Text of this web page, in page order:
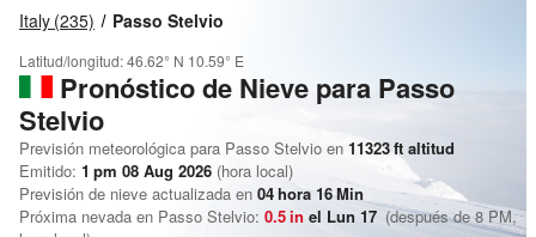
Italy (235) Passo Stelvio
Latitud/longitud:46.62° N 10.59° E
Pronóstico de Nieve para Passo
Stelvio
Previsión meteorológica para Passo Stelvio en 11323ft altitud
Emitido: 1 pm 08 Aug 2026 (hora local)
Previsión de nieve actualizada en 04hora 16Min
Próxima nevada en Passo Stelvio: 0.5in el Lun 17 (después de 8 PM,